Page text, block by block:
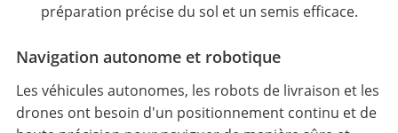
préparation précise du sol et un semis efficace.
Navigation autonome et robotique
Les véhicules autonomes, les robots de livraison et les
drones ont besoin d'un positionnement continu et de